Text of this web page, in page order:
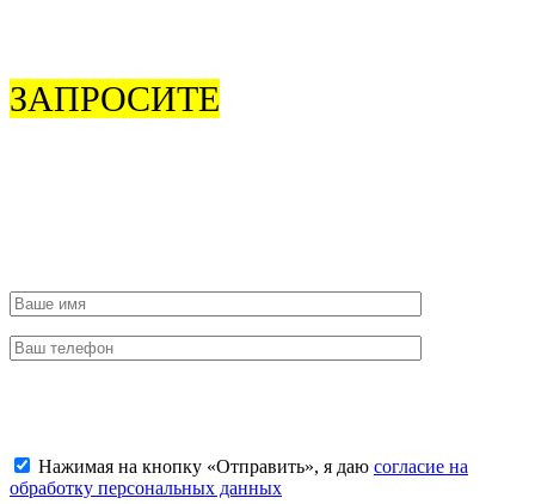
ЗАПРОСИТЕ
Нажимая на кнопку «Отправить», я даю согласие на
обработку персональных данных